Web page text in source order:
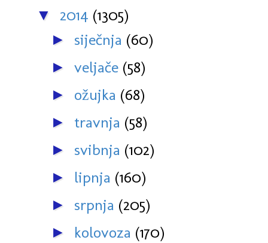
▼ 2014 (1305)
► siječnja (60)
► veljače (58)
► ožujka (68)
► travnja (58)
► svibnja (102)
► lipnja (160)
► srpnja (205)
► kolovoza (170)